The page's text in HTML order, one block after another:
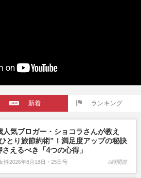
新着 ランキング
人気ブロガー・ショコラさんが教え
とり旅節約術”！満足度アップの秘訣
さえるべき「4つの心得」
性2026年8月18日・25日号 0時間前